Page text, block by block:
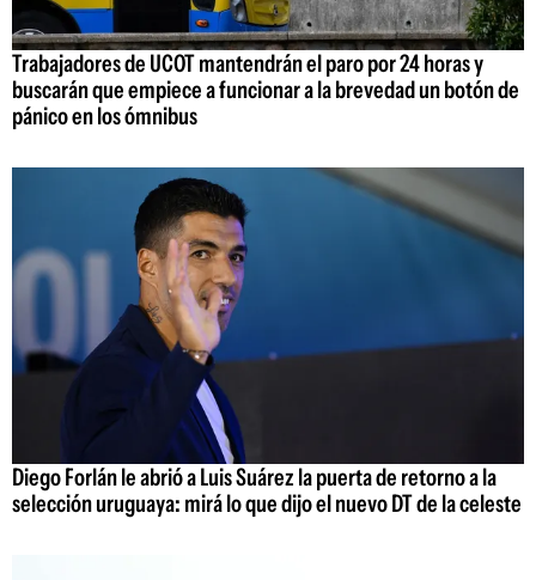
Trabajadores de UCOT mantendrán el paro por 24 horas y
buscarán que empiece a funcionar a la brevedad un botón de
pánico en los ómnibus
Diego Forlán le abrió a Luis Suárez la puerta de retorno a la
selección uruguaya: mirá lo que dijo el nuevo DT de la celeste